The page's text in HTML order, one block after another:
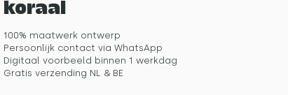
koraal
100% maatwerk ontwerp
Persoonlijk contact via WhatsApp
Digitaal voorbeeld binnen 1 werkdag
Gratis verzending NL & BE